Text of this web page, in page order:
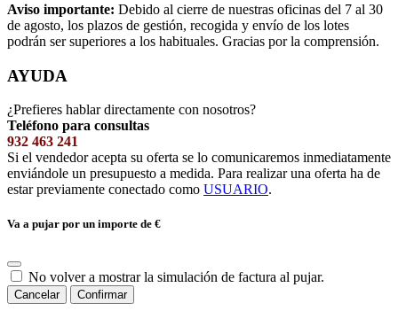
Aviso importante: Debido al cierre de nuestras oficinas del 7 al 30
de agosto, los plazos de gestión, recogida y envío de los lotes
podrán ser superiores a los habituales. Gracias por la comprensión.
AYUDA
¿Prefieres hablar directamente con nosotros?
Teléfono para consultas
932 463 241
Si el vendedor acepta su oferta se lo comunicaremos inmediatamente
enviándole un presupuesto a medida. Para realizar una oferta ha de
estar previamente conectado como USUARIO.
Va a pujar por un importe de €
No volver a mostrar la simulación de factura al pujar.
Cancelar Confirmar